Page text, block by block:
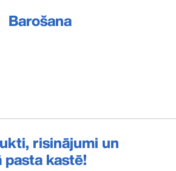
Barošana
risinājumi un
kastē!